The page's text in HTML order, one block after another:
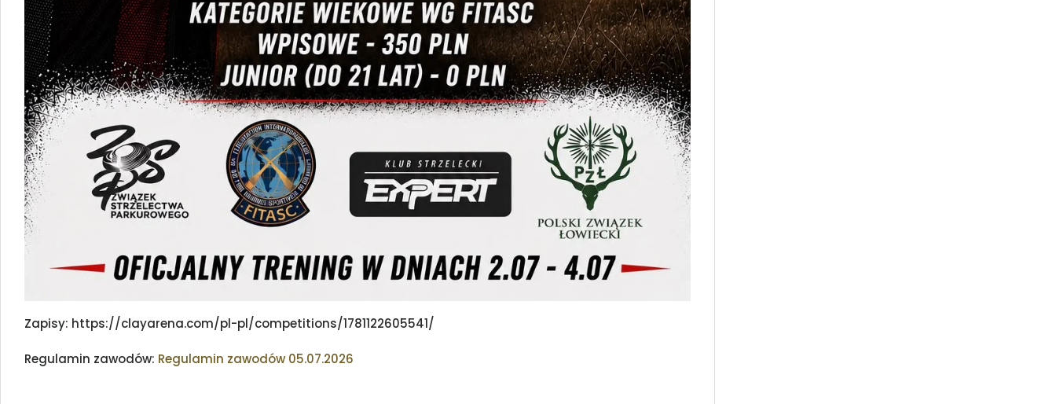
Zapisy: https://clayarena.com/pl-pl/competitions/1781122605541/
Regulamin zawodów: Regulamin zawodów 05.07.2026